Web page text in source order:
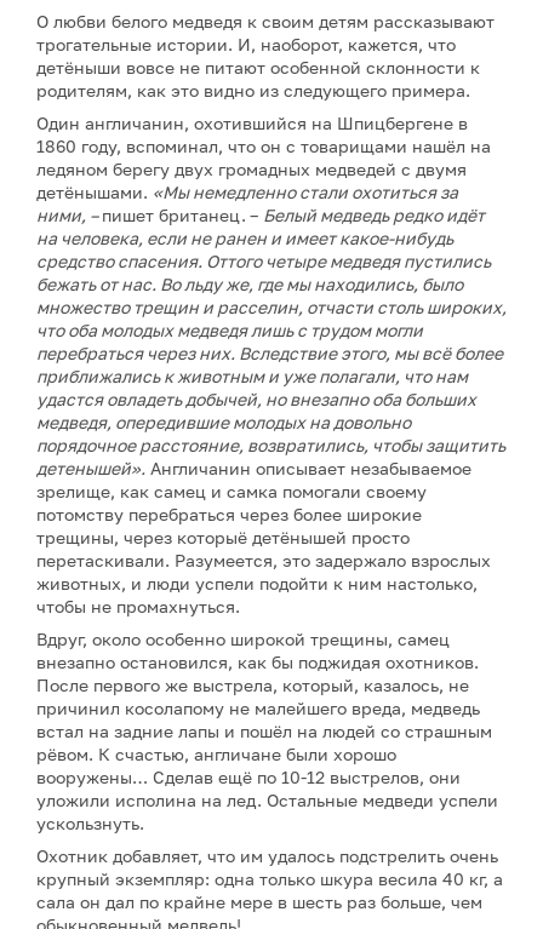
О любви белого медведя к своим детям рассказывают
трогательные истории. И, наоборот, кажется, что
детёныши вовсе не питают особенной склонности к
родителям, как это видно из следующего примера.
Один англичанин, охотившийся на Шпицбергене в
1860 году, вспоминал, что он с товарищами нашёл на
ледяном берегу двух громадных медведей с двумя
детёнышами. «Мы немедленно стали охотиться за
ними, –пишет британец. – Белый медведь редко идёт
на человека, если не ранен и имеет какое-нибудь
средство спасения. Оттого четыре медведя пустились
бежать от нас. Во льду же, где мы находились, было
множество трещин и расселин, отчасти столь широких,
что оба молодых медведя лишь с трудом могли
перебраться через них. Вследствие этого, мы всё более
приближались к животным и уже полагали, что нам
удастся овладеть добычей, но внезапно оба больших
медведя, опередившие молодых на довольно
порядочное расстояние, возвратились, чтобы защитить
детенышей». Англичанин описывает незабываемое
зрелище, как самец и самка помогали своему
потомству перебраться через более широкие
трещины, через которыё детёнышей просто
перетаскивали. Разумеется, это задержало взрослых
животных, и люди успели подойти к ним настолько,
чтобы не промахнуться.
Вдруг, около особенно широкой трещины, самец
внезапно остановился, как бы поджидая охотников.
После первого же выстрела, который, казалось, не
причинил косолапому не малейшего вреда, медведь
встал на задние лапы и пошёл на людей со страшным
рёвом. К счастью, англичане были хорошо
вооружены… Сделав ещё по 10-12 выстрелов, они
уложили исполина на лед. Остальные медведи успели
ускользнуть.
Охотник добавляет, что им удалось подстрелить очень
крупный экземпляр: одна только шкура весила 40 кг, а
сала он дал по крайне мере в шесть раз больше, чем
обыкновенный медведь!